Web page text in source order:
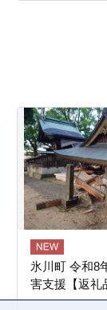
氷川町 令和8
害支援【返礼